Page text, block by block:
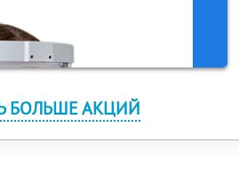
БОЛЬШЕ АКЦИЙ